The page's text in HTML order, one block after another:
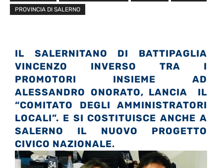
PROVINCIA DI SALERNO
IL SALERNITANO DI BATTIPAGLIA
VINCENZO INVERSO TRA I
PROMOTORI INSIEME AD
ALESSANDRO ONORATO, LANCIA IL
“COMITATO DEGLI AMMINISTRATORI
LOCALI”. E SI COSTITUISCE ANCHE A
SALERNO IL NUOVO PROGETTO
CIVICO NAZIONALE.